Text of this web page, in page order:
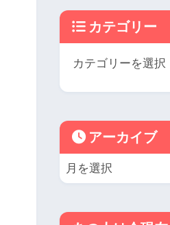
カテゴリー
アーカイブ